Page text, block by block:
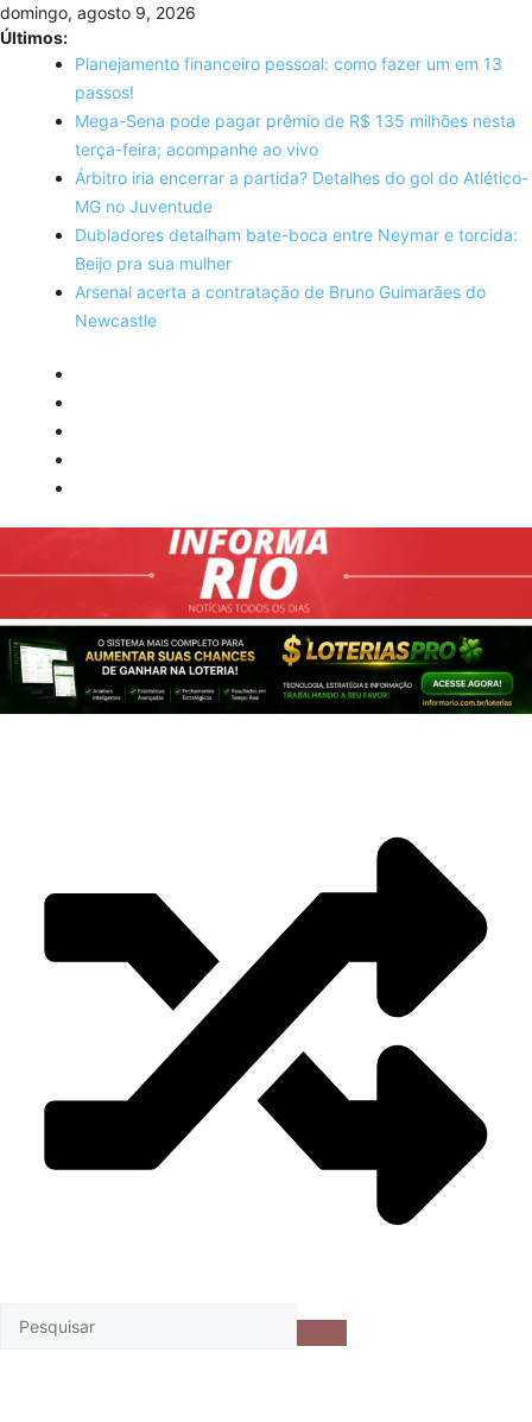
Skip
to
content
domingo, agosto 9, 2026
Últimos:
Planejamento financeiro pessoal: como fazer um em 13
passos!
Mega-Sena pode pagar prêmio de R$ 135 milhões nesta
terça-feira; acompanhe ao vivo
Árbitro iria encerrar a partida? Detalhes do gol do Atlético-
MG no Juventude
Dubladores detalham bate-boca entre Neymar e torcida:
Beijo pra sua mulher
Arsenal acerta a contratação de Bruno Guimarães do
Newcastle